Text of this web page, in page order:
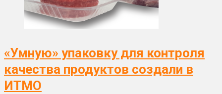
«Умную» упаковку для контроля
качества продуктов создали в
ИТМО